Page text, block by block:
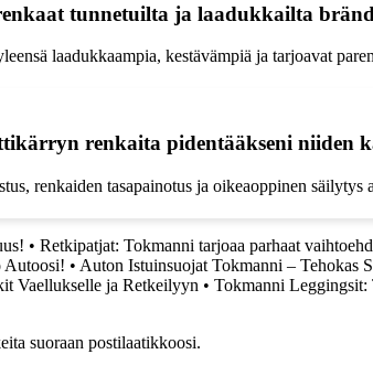
tunnetuilta ja laadukkailta
laadukkaampia, kestävämpiä ja tarjoavat
renkaita pidentääkseni niiden
renkaiden tasapainotus ja oikeaoppinen
• Retkipatjat: Tokmanni tarjoaa parhaat
Autoosi! • Auton Istuinsuojat Tokmanni – Tehokas
Vaellukselle ja Retkeilyyn • Tokmanni
suoraan postilaatikkoosi.